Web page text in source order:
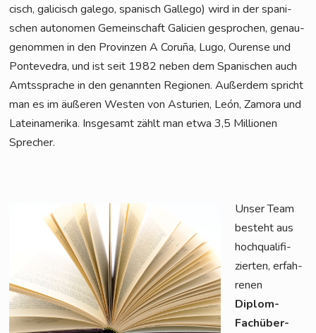
cisch, gali­cisch gale­go, spa­nisch Gal­le­go) wird in der spa­ni­
schen auto­no­men Gemein­schaft Gali­ci­en gespro­chen, genau­
ge­nom­men in den Pro­vin­zen A Coru­ña, Lugo, Ouren­se und
Pon­te­ve­dra, und ist seit 1982 neben dem Spa­ni­schen auch
Amts­spra­che in den genann­ten Regio­nen. Außer­dem spricht
man es im äuße­ren Wes­ten von Astu­ri­en, León, Zamo­ra und
Latein­ame­ri­ka. Ins­ge­samt zählt man etwa 3,5 Mil­lio­nen
Sprecher.
Unser Team
besteht aus
hoch­qua­li­fi­
zier­ten, erfah­
re­nen
Diplom-
Fach­über­